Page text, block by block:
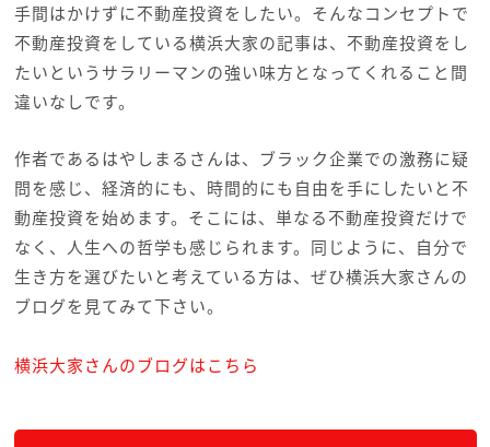
手間はかけずに不動産投資をしたい。そんなコンセプトで
不動産投資をしている横浜大家の記事は、不動産投資をし
たいというサラリーマンの強い味方となってくれること間
違いなしです。
作者であるはやしまるさんは、ブラック企業での激務に疑
問を感じ、経済的にも、時間的にも自由を手にしたいと不
動産投資を始めます。そこには、単なる不動産投資だけで
なく、人生への哲学も感じられます。同じように、自分で
生き方を選びたいと考えている方は、ぜひ横浜大家さんの
ブログを見てみて下さい。
横浜大家さんのブログはこちら